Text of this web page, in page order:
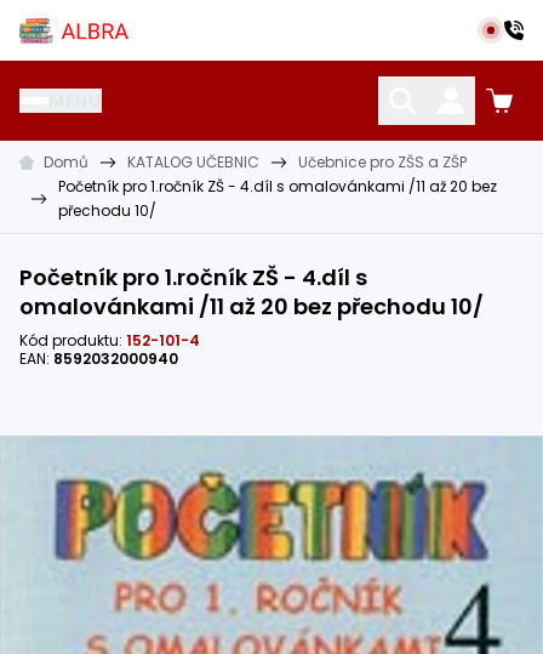
Přeskočit na hlavní obsah
Albra s.r.o.
KATALOG UČEBNIC CIZÍ JAZYKY OSTATNÍ POMŮCKY
Domů KATALOG UČEBNIC
Učebnice pro ZŠS a ZŠP
Početník pro 1.ročník ZŠ - 4.díl s omalovánkami /11 až 20 bez
přechodu 10/
Početník pro 1.ročník ZŠ - 4.díl s
omalovánkami /11 až 20 bez přechodu 10/
Kód produktu: 152-101-4
EAN: 8592032000940